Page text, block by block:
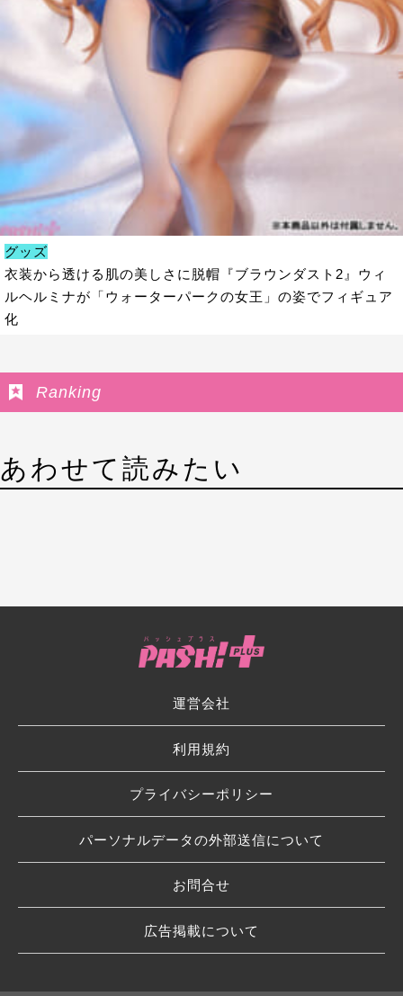
グッズ
衣装から透ける肌の美しさに脱帽『ブラウンダスト2』ウィ
ルヘルミナが「ウォーターパークの女王」の姿でフィギュア
化
Ranking
あわせて読みたい
運営会社
利用規約
プライバシーポリシー
パーソナルデータの外部送信について
お問合せ
広告掲載について